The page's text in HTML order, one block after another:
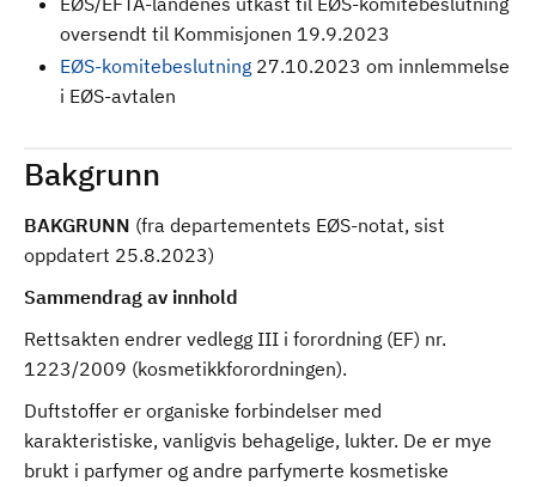
oversendt til Kommisjonen 19.9.2023
EØS-komitebeslutning 27.10.2023 om innlemmelse
i EØS-avtalen
Bakgrunn
BAKGRUNN (fra departementets EØS-notat, sist
oppdatert 25.8.2023)
Sammendrag av innhold
Rettsakten endrer vedlegg III i forordning (EF) nr.
1223/2009 (kosmetikkforordningen).
Duftstoffer er organiske forbindelser med
karakteristiske, vanligvis behagelige, lukter. De er mye
brukt i parfymer og andre parfymerte kosmetiske